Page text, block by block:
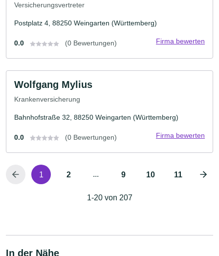
Versicherungsvertreter
Postplatz 4, 88250 Weingarten (Württemberg)
0.0 (0 Bewertungen) Firma bewerten
Wolfgang Mylius
Krankenversicherung
Bahnhofstraße 32, 88250 Weingarten (Württemberg)
0.0 (0 Bewertungen) Firma bewerten
1 2 ... 9 10 11
1-20 von 207
In der Nähe